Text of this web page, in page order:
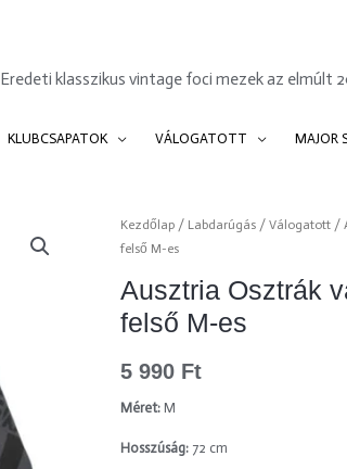
Eredeti klasszikus vintage foci mezek az elmúlt
KLUBCSAPATOK VÁLOGATOTT MAJOR
Kezdőlap/ Labdarúgás/ Válogatott/
felső M-es
Ausztria Osztrák
felső M-es
5 990 Ft
Méret:M
Hosszúság: 72 cm